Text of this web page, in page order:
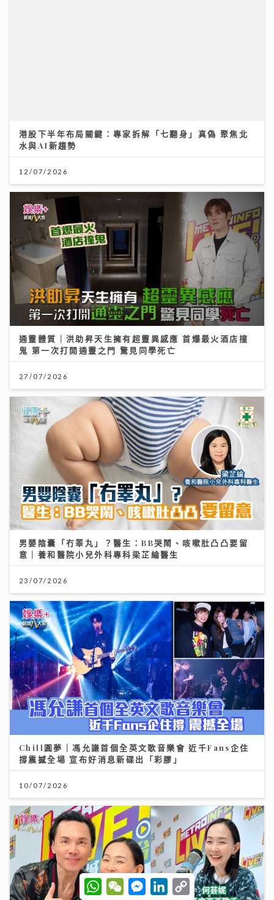
港股下半年布局關鍵：專家拆解「七翻身」真偽 聚焦北
水與AI新趨勢
12/07/2026
通靈體質｜洪助昇天生擁有超靈異感應 首爆最火酒店撞
鬼 第一次打開通靈之門 驚見同學死亡
27/07/2026
男嬰陰囊「冇睪丸」？醫生：BB哭鬧、咳嗽肚凸凸要留
意｜養和醫院小兒外科專科梁芷綸醫生
23/07/2026
Chill圓夢｜馮允謙首個全英文歌音樂會 近千Fans企住
撐震撼全場 宣布好消息新碟出「彩膠」
10/07/2026
W
h
W
e
M
e
L
C
o